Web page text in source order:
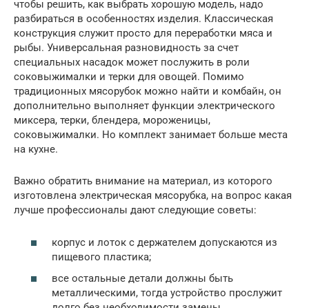
чтобы решить, как выбрать хорошую модель, надо
разбираться в особенностях изделия. Классическая
конструкция служит просто для переработки мяса и
рыбы. Универсальная разновидность за счет
специальных насадок может послужить в роли
соковыжималки и терки для овощей. Помимо
традиционных мясорубок можно найти и комбайн, он
дополнительно выполняет функции электрического
миксера, терки, блендера, мороженицы,
соковыжималки. Но комплект занимает больше места
на кухне.
Важно обратить внимание на материал, из которого
изготовлена электрическая мясорубка, на вопрос какая
лучше профессионалы дают следующие советы:
корпус и лоток с держателем допускаются из
пищевого пластика;
все остальные детали должны быть
металлическими, тогда устройство прослужит